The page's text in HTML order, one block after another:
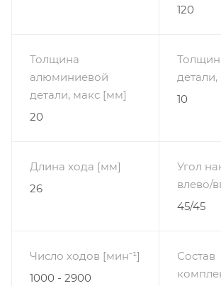
120
Толщина
алюминиевой
детали, макс [мм]
20
10
Длина хода [мм]
26
Угол
влево/
45/45
Число ходов [мин⁻¹]
1000 - 2900
Состав